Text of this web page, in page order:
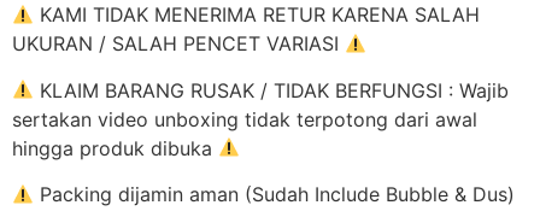
KAMI TIDAK MENERIMA RETUR KARENA SALAH
UKURAN / SALAH PENCET VARIASI
KLAIM BARANG RUSAK / TIDAK BERFUNGSI : Wajib
sertakan video unboxing tidak terpotong dari awal
hingga produk dibuka
Packing dijamin aman (Sudah Include Bubble & Dus)